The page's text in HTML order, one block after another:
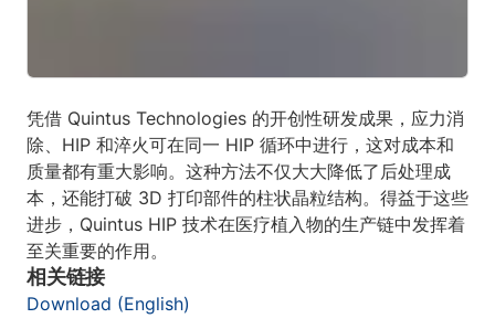
凭借 Quintus Technologies 的开创性研发成果，应力消
除、HIP 和淬火可在同一 HIP 循环中进行，这对成本和
质量都有重大影响。这种方法不仅大大降低了后处理成
本，还能打破 3D 打印部件的柱状晶粒结构。得益于这些
进步，Quintus HIP 技术在医疗植入物的生产链中发挥着
至关重要的作用。
相关链接
Download (English)